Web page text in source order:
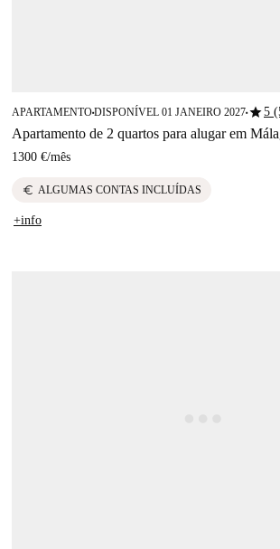
APARTAMENTO■DISPONÍVEL 01 JANEIRO 2027■star5
Apartamento de 2 quartos para alugar em
1300 €/mês
euro ALGUMAS CONTAS INCLUÍDAS
+info